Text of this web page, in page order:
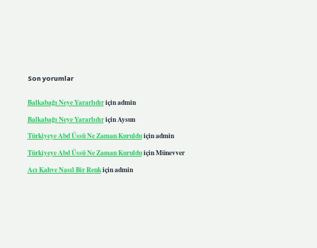
Son yorumlar
Balkabağı Neye Yararlıdıriçinadmin
Balkabağı Neye Yararlıdıriçin Aysun
Türkiyeye Abd Üssü Ne Zaman Kurulduiçinadmin
Türkiyeye Abd Üssü Ne Zaman KurulduiçinMünevver
Acı Kahve Nasıl Bir Renkiçinadmin